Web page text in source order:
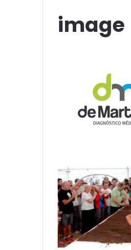
image
«Por el placer de volver a